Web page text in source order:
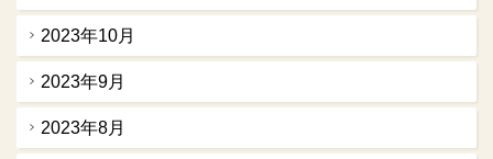
2023年10月
2023年9月
2023年8月